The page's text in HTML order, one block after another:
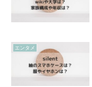
エンタメ